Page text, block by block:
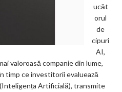
ucăt
orul
de
cipuri
AI,
valoroasă companie din lume,
timp ce investitorii evaluează
Artificială), transmite